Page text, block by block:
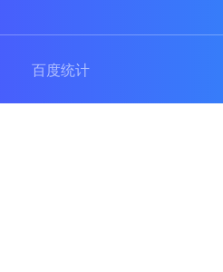
百度统计